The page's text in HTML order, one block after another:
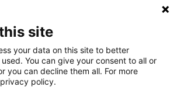
site
your data on this site to better
You can give your consent to all or
you can decline them all. For more
policy.